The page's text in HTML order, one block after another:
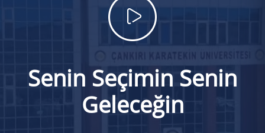
Senin Seçimin Senin
Geleceğin